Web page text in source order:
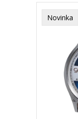
Novinka